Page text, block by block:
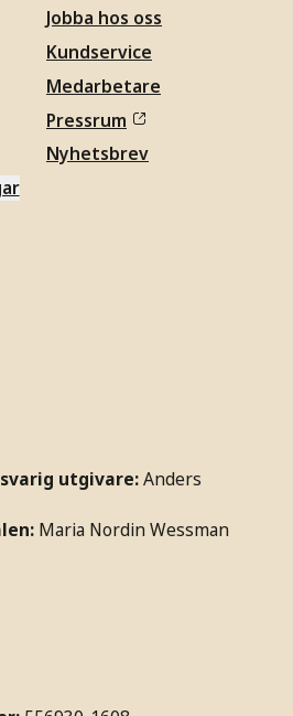
Jobba hos oss
Kundservice
Medarbetare
Pressrum
Nyhetsbrev
utgivare: Anders
Maria Nordin Wessman